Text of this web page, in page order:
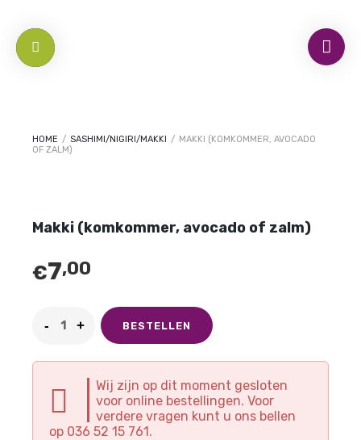
HOME / SASHIMI/NIGIRI/MAKKI / MAKKI (KOMKOMMER, AVOCADO
OF ZALM)
Makki (komkommer, avocado of zalm)
€7,00
BESTELLEN
Wij zijn op dit moment gesloten
voor online bestellingen. Voor
verdere vragen kunt u ons bellen
op 036 52 15 761.